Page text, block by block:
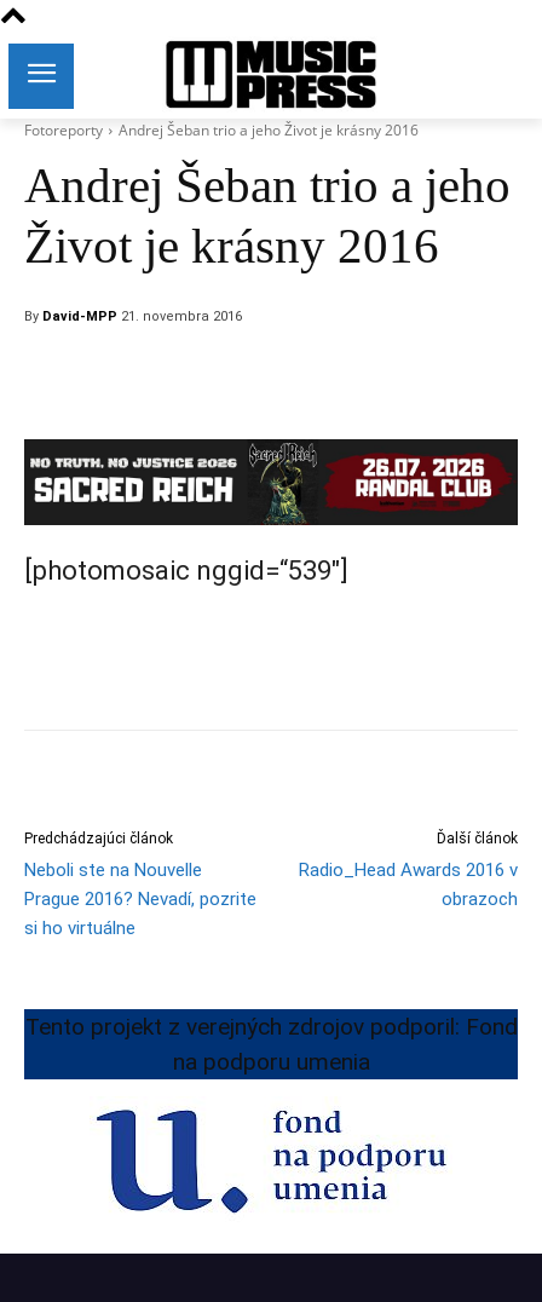
Fotoreporty Andrej Šeban trio a jeho Život je krásny 2016
Andrej Šeban trio a jeho
Život je krásny 2016
By David-MPP 21. novembra 2016
[photomosaic nggid=“539″]
Predchádzajúci článok
Neboli ste na Nouvelle
Prague 2016? Nevadí, pozrite
si ho virtuálne
Ďalší článok
Radio_Head Awards 2016 v
obrazoch
Tento projekt z verejných zdrojov podporil: Fond
na podporu umenia